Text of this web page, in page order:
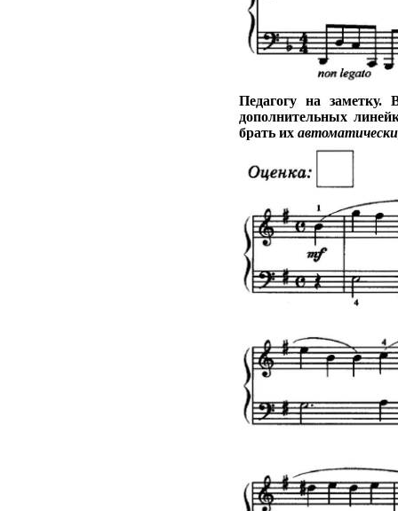
Педагогу на
дополнительных
брать их